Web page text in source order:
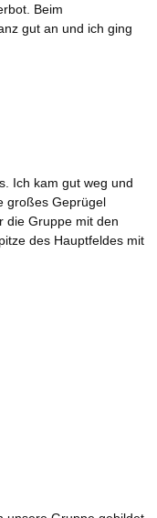
Beim
gut an und ich ging
Ich kam gut weg und
großes Geprügel
die Gruppe mit den
des Hauptfeldes mit